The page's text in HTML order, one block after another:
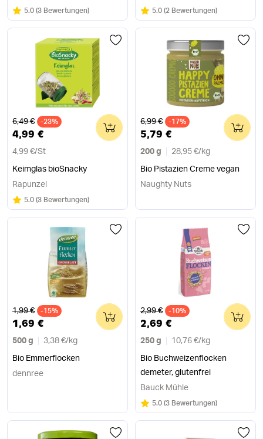
Bewertung:
5.0/5
(3 Bewertungen) Bewertung:
5.0/5
(2 Bewertungen)
Alter Preis
6,49 € -23%
4,99 €
4,99 €/St
Keimglas bioSnacky
0
Rapunzel
Bewertung:
5.0/5
(3 Bewertungen)
Alter Preis
6,99 € -17%
5,79 €
200 g 28,95 €/ kg
Bio Pistazien Creme vegan
0
Naughty Nuts
Alter Preis
1,99 € -15%
1,69 €
500 g 3,38 €/ kg
Bio Emmerflocken
0
dennree
Alter Preis
2,99 € -10%
2,69 €
250 g 10,76 €/ kg
Bio Buchweizenflocken
demeter, glutenfrei
0
Bauck Mühle
Bewertung:
5.0/5
(3 Bewertungen)